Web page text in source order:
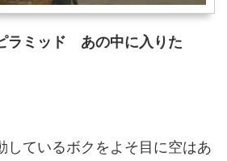
ラミッド あの中に入りた
しているボクをよそ目に空はあ